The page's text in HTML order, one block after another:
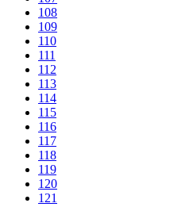
108
109
110
111
112
113
114
115
116
117
118
119
120
121